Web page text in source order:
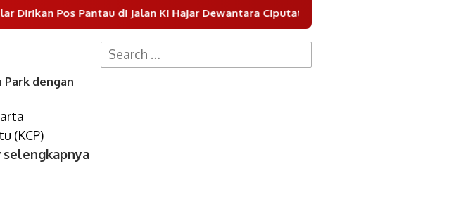
Pos Pantau di Jalan Ki Hajar Dewantara Ciputat Pemkot Tangsel Keruk
Park dengan
(KCP)
selengkapnya
Search
for: